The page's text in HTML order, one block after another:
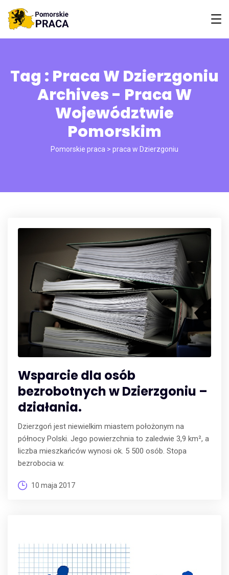
Tag : Praca W Dzierzgoniu
Archives - Praca W
Województwie
Pomorskim
Pomorskie praca > praca w Dzierzgoniu
Wsparcie dla osób
bezrobotnych w Dzierzgoniu –
działania.
Dzierzgoń jest niewielkim miastem położonym na
północy Polski. Jego powierzchnia to zaledwie 3,9 km², a
liczba mieszkańców wynosi ok. 5 500 osób. Stopa
bezrobocia w.
10 maja 2017